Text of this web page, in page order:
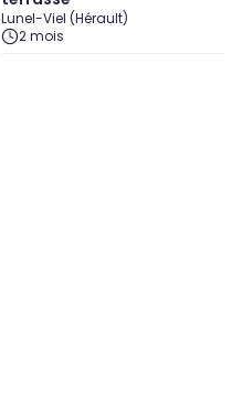
Lunel-Viel (Hérault)
2 mois